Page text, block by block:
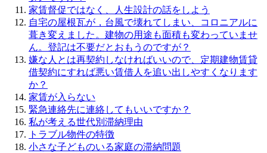
家賃督促ではなく、人生設計の話をしよう
自宅の屋根瓦が，台風で壊れてしまい、コロニアルに
葺き変えました。建物の用途も面積も変わっていませ
ん。登記は不要だとおもうのですが？
嫌な人とは再契約しなければいいので、定期建物賃貸
借契約にすれば悪い賃借人を追い出しやすくなります
か？
家賃が入らない
緊急連絡先に連絡してもいいですか？
私が考える世代別滞納理由
トラブル物件の特徴
小さな子どものいる家庭の滞納問題